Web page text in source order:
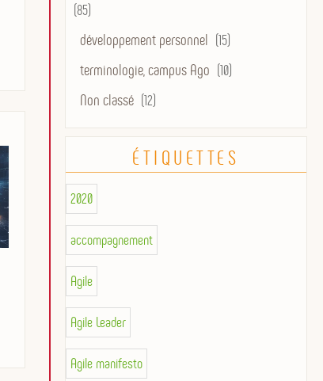
(85)
développement personnel (15)
terminologie, campus Ago (10)
Non classé (12)
ÉTIQUETTES
2020
accompagnement
Agile
Agile Leader
Agile manifesto